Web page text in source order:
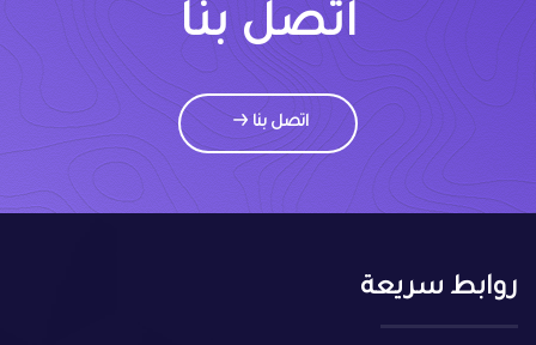
اتصل بنا
اتصل بنا
روابط سريعة